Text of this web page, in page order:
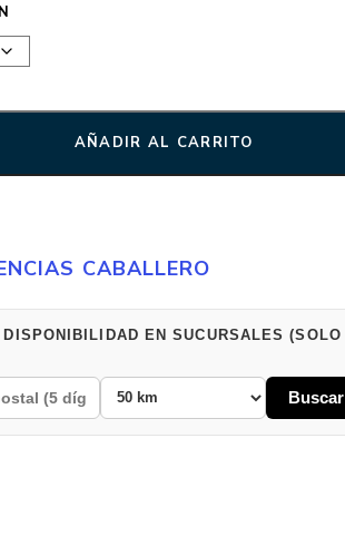
AÑADIR AL CARRITO
CABALLERO
EN SUCURSALES (SOLO
Buscar